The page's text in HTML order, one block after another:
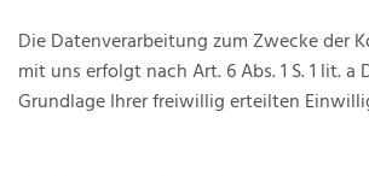
Die Datenverarbeitung zum Zwecke der
mit uns erfolgt nach Art. 6 Abs. 1 S. 1 lit. a
Grundlage Ihrer freiwillig erteilten